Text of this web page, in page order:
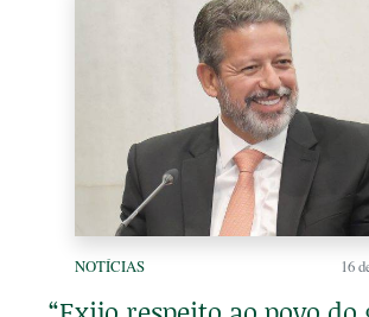
NOTÍCIAS 16